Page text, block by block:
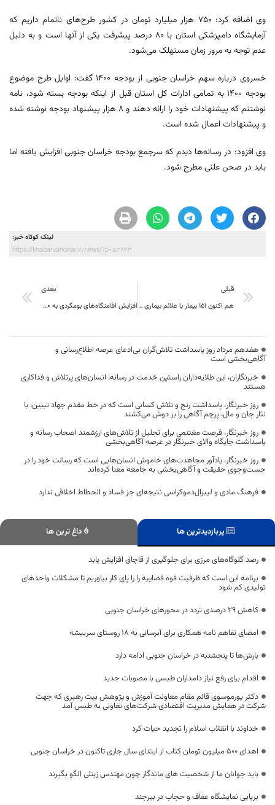
وی اضافه کرد: ۷۵۰ هزار میلیارد تومان در کشور طرح‌های ناتمام داریم که
آزمایشگاه دامپزشکی استان با ۸۰ درصد پیشرفت یکی از آنها است و به دلیل
عدم توجه به مرور زمان مستهلک می‎‌شود.
خسروی درباره سهم خراسان جنوبی از بودجه ۱۴۰۰ گفت: اوایل طرح موضوع
بودجه ۱۴۰۰ به تمامی ادارات کل استان قبل از اینکه بودجه بسته شود، نامه
نوشتنم که پیشنهادات خود را ارائه دهند و ۸ هزار پیشنهاد بودجه نوشته شده
و پیشنهادات اعمال شده است.
وی افزود: در رسانه‌ها دیدم که سرجمع بودجه خراسان جنوبی افزایش یافته اما
باید در صحن علنی مطرح شود.
لینک کوتاه خبر:
https://khabarvahonar.ir/news/?p=53843
قبلی
هم اکنون 151 بیمار با علائم بیماری حاد تنفسی در بیمارستان های خراسان جنوبی بستری هستند
بعدی
افزایش اقامتگاه‌های بومگردی به ۶۰واحد در خراسان جنوبی
هفدهم مرداد روز پاسداشت تلاش‌گران بی‌ادعای عرصه اطلاع‌رسانی و
آگاهی‌بخشی است
خبرنگاران، این طلایه‌داران راستین خدمت در رسانه، انسان‌های پرتلاش و فداکاری
هستند
روز خبرنگار، پاسداشت رنج و تلاش کسانی است که در خط مقدم جهاد تبیین، با
نثار جان و مال، پرچم آگاهی را بر دوش می‌کشند
روز خبرنگار، فرصت مغتنمی برای تجلیل از تلاش‌های ارزشمند اصحاب رسانه و
پاسداشت جایگاه والای خبرنگار در عرصه آگاهی‌بخشی
روز خبرنگار، یادآور مجاهدت‌های خاموش انسان‌هایی است که رسالت خود را در
جست‌وجوی حقیقت و آگاهی‌بخشی به جامعه معنا کرده‌اند
فرهنگ مادی و لیبرال‌دموکراسی نتیجه‌ای جز فساد و انحطاط اخلاقی ندارد
پربازدیدترین ها داغ ترین ها
رصد گلوگاه‌های مرزی برای جلوگیری از قاچاق افزایش یابد
برنامه این است که ظرفیت قوه قضاییه را را پای کار بیاوریم تا مشکلات واحدهای
تولیدی کم شود
کاهش 29 درصدی تردد در محورهای خراسان جنوبی
امضای تفاهم نامه همکاری برای آبرسانی به ۱۸ روستای سربیشه
بارش‌ها تا پنجشنبه در خراسان جنوبی ادامه دارد
اقدام برای رفع نیاز دامداران طبسی با مصوبات جدید
دکتر پورموسوی قائم مقام معاونت آموزش و پژوهش بیت رهبری که جهت
شرکت در همایش مدیریت اقتصادی شرکت‌های تعاونی به طبس آمد
خداوند با انقلاب اسلام را تجدید حیات کرد
اهدای 500 میلیون تومان کتاب از ابتدای سال جاری تاکنون در خراسان جنوبی
باید جوانان ما از شخصیت های ماندگار چون مهندس زینلی الگو بگیرند
برپایی نمایشگاه عفاف و حجاب در بیرجند